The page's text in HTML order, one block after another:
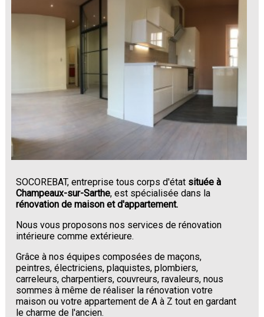
SOCOREBAT, entreprise tous corps d'état située à
Champeaux-sur-Sarthe, est spécialisée dans la
rénovation de maison et d'appartement.
Nous vous proposons nos services de rénovation
intérieure comme extérieure.
Grâce à nos équipes composées de maçons,
peintres, électriciens, plaquistes, plombiers,
carreleurs, charpentiers, couvreurs, ravaleurs, nous
sommes à même de réaliser la rénovation votre
maison ou votre appartement de A à Z tout en gardant
le charme de l'ancien.